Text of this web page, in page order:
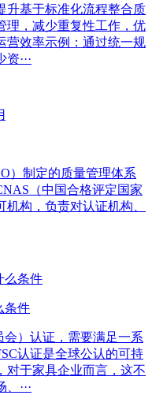
升‌基于标准化流程整合质
理，减少重复性工作，优
营效率示例：通过统一规
···
）制定的质量管理体系
（中国合格评定国家
构，负责对认证机构、
条件
）认证，需要满足一系
认证是全球公认的可持
对于家具企业而言，这不
···